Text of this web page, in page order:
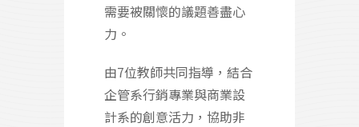
需要被關懷的議題善盡心
力。
由7位教師共同指導，結合
企管系行銷專業與商業設
計系的創意活力，協助非